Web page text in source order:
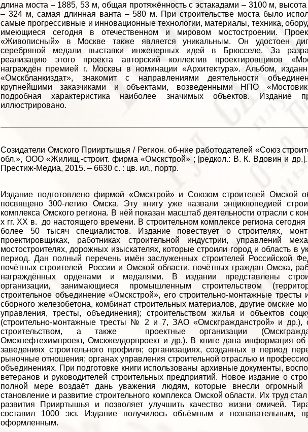
длина моста – 1885, 53 м, общая протяжённость с эстакадами – 3100 м,
– 324 м, самая длинная ванта – 580 м. При строительстве моста было
самые прогрессивные и инновационные технологии, материалы, техника,
имеющиеся сегодня в отечественном и мировом мостостроении.
«Живописный» в Москве также является уникальным. Он удостоен
серебряной медали выставки инженерных идей в Брюсселе. За
реализацию этого проекта авторский коллектив проектировщиков
награждён премией г. Москвы в номинации «Архитектура». Альбом,
«Омскбланкиздат», знакомит с направлениями деятельности
крупнейшими заказчиками и объектами, возведенными НПО
подробная характеристика наиболее значимых объектов. Издание
иллюстрировано.
Созидатели Омского Прииртышья / Регион. об-ние работодателей «Союз
обл.», ООО «Жилищ.-строит. фирма «Омскстрой» ; [редкол.: В. К. Вдовин и
Престиж-Медиа, 2015. – 6630 с. : цв. ил., портр.
Издание подготовлено фирмой «Омсктрой» и Союзом строителей Омской
посвящено 300-летию Омска. Эту книгу уже назвали энциклопедией
комплекса Омского региона. В нёй показан масштаб деятельности отрасли с
х гг. XX в. до настоящего времени. В строительном комплексе региона сегодня
более 50 тысяч специалистов. Издание повествует о строителях,
проектировщиках, работниках строительной индустрии, управлений
мостостроителях, дорожных изыскателях, которые строили город и область в
период. Дан полный перечень имён заслуженных строителей Российской
почётных строителей России и Омской области, почётных граждан Омска,
награждённых орденами и медалями. В издании представлены
организации, занимающиеся промышленным строительством
строительное объединение «Омскстрой», его строительно-монтажные тресты
сборного железобетона, комбинат строительных материалов, другие омские
управления, тресты, объединения); строительством жилья и объектов
(строительно-монтажные тресты № 2 и 7, ЗАО «Омскгражданстрой» и др.),
строительством, а также проектные организации
Омскнефтехимпроект, Омскжелдорпроект и др.). В книге дана информация об
заведениях строительного профиля; организациях, созданных в период
рыночные отношения; органах управления строительной отраслью и
объединениях. При подготовке книги использованы архивные документы,
ветеранов и руководителей строительных предприятий. Новое издание о
полной мере воздаёт дань уважения людям, которые внесли огромный
становление и развитие строительного комплекса Омской области. Их труд
развития Прииртышья и позволяет улучшить качество жизни омичей.
составил 1000 экз. Издание получилось объёмным и познавательным,
оформленным.